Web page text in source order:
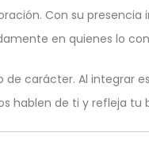
Con su presencia
en quienes lo
carácter. Al integrar
hablen de ti y refleja tu